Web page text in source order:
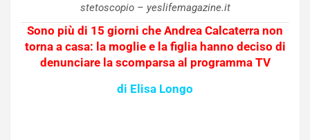
stetoscopio – yeslifemagazine.it
Sono più di 15 giorni che Andrea Calcaterra non
torna a casa: la moglie e la figlia hanno deciso di
denunciare la scomparsa al programma TV
di Elisa Longo